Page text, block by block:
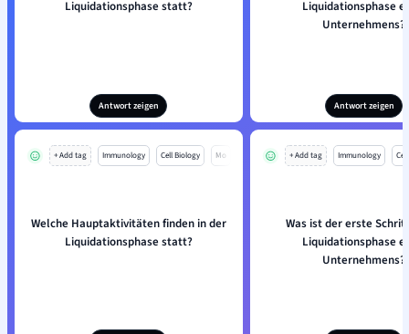
Liquidationsphase statt?
Antwort zeigen
Liquidationsphase
Unternehmens?
Antwort zeigen
+ Add tag Immunology Cell Biology Mo
Welche Hauptaktivitäten finden in der
Liquidationsphase statt?
+ Add tag Immunology
Was ist der erste
Liquidationsphase
Unternehmens?